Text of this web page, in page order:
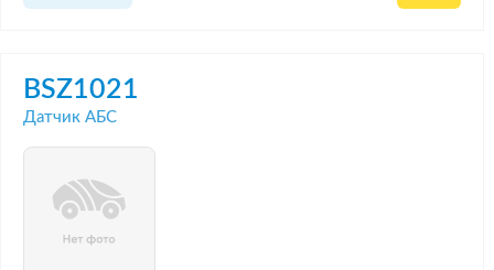
BSZ1021
Датчик АБС